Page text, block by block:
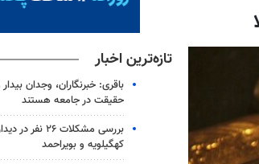
تازه‌ترین اخبار
باقری: خبرنگاران، وجدان بیدار
حقیقت در جامعه هستند
بررسی مشکلات ۲۶
کهگیلویه و بویراحمد